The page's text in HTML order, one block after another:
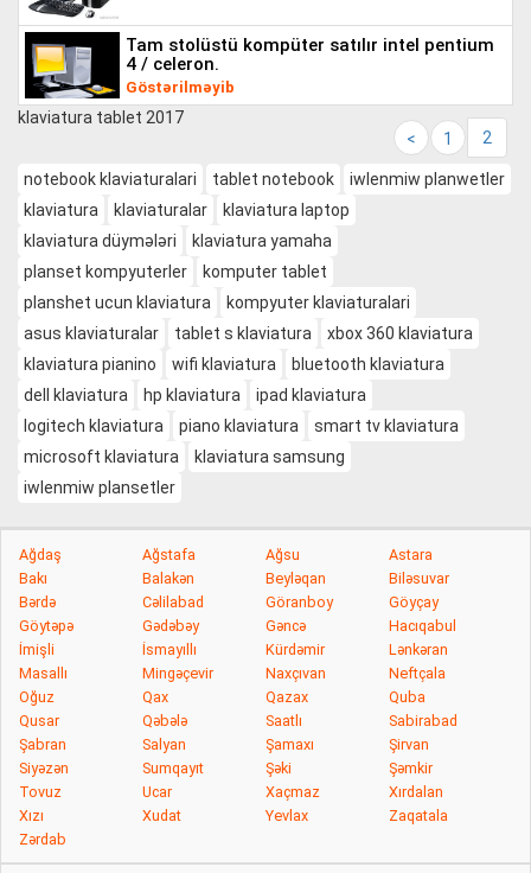
tam stolüstü kompüter satılır intel pentium
4 / celeron.
Göstərilməyib
< 1 2
klaviatura tablet 2017
notebook klaviaturalari tablet notebook
iwlenmiw planwetler
klaviatura
klaviaturalar
klaviatura laptop
klaviatura düymələri
klaviatura yamaha
planset kompyuterler
komputer tablet
planshet ucun klaviatura
kompyuter klaviaturalari
asus klaviaturalar
tablet s klaviatura
xbox 360 klaviatura
klaviatura pianino
wifi klaviatura
bluetooth klaviatura
dell klaviatura
hp klaviatura
ipad klaviatura
logitech klaviatura
piano klaviatura
smart tv klaviatura
microsoft klaviatura
klaviatura samsung
iwlenmiw plansetler
Ağdaş Ağstafa Ağsu
Astara
Bakı
Balakən Beyləqan
Biləsuvar
Bərdə
Cəlilabad Göranboy
Göyçay
Göytəpə
Gədəbəy Gəncə
Hacıqabul
İmişli
İsmayıllı Kürdəmir
Lənkəran
Masallı
Mingəçevir Naxçıvan
Neftçala
Oğuz
Qax Qazax
Quba
Qusar
Qəbələ Saatlı
Sabirabad
Şabran
Salyan Şamaxı
Şirvan
Siyəzən
Sumqayıt Şəki
Şəmkir
Tovuz
Ucar Xaçmaz
Xırdalan
Xızı
Xudat Yevlax
Zaqatala
Zərdab